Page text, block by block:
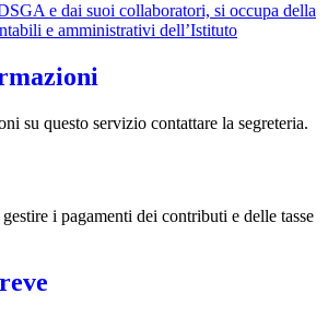
e dai suoi collaboratori, si occupa della
e amministrativi dell’Istituto
su questo servizio contattare la segreteria.
i pagamenti dei contributi e delle tasse